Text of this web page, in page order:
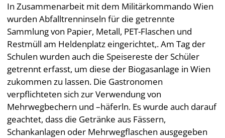
In Zusammenarbeit mit dem Militärkommando Wien
wurden Abfalltrenninseln für die getrennte
Sammlung von Papier, Metall, PET-Flaschen und
Restmüll am Heldenplatz eingerichtet,. Am Tag der
Schulen wurden auch die Speisereste der Schüler
getrennt erfasst, um diese der Biogasanlage in Wien
zukommen zu lassen. Die Gastronomen
verpflichteten sich zur Verwendung von
Mehrwegbechern und –häferln. Es wurde auch darauf
geachtet, dass die Getränke aus Fässern,
Schankanlagen oder Mehrwegflaschen ausgegeben